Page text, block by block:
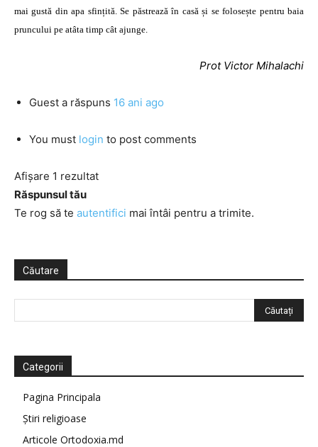
mai gustă din apa sfințită. Se păstrează în casă și se folosește pentru baia
pruncului pe atâta timp cât ajunge.
Prot Victor Mihalachi
Guest a răspuns 16 ani ago
You must login to post comments
Afișare 1 rezultat
Răspunsul tău
Te rog să te autentifici mai întâi pentru a trimite.
Căutare
Categorii
Pagina Principala
Știri religioase
Articole Ortodoxia.md